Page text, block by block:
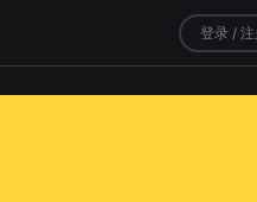
登录 /